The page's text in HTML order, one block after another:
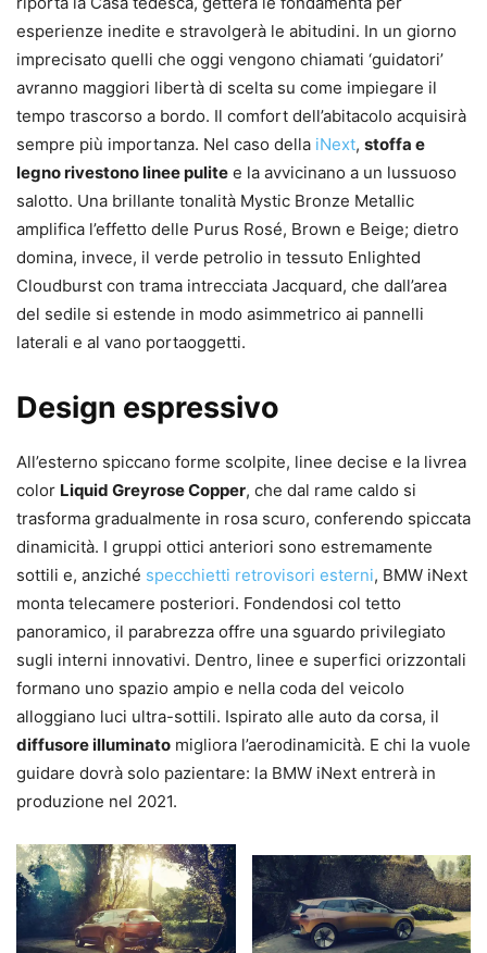
esperienze inedite e stravolgerà le abitudini. In un giorno
imprecisato quelli che oggi vengono chiamati ‘guidatori’
avranno maggiori libertà di scelta su come impiegare il
tempo trascorso a bordo. Il comfort dell’abitacolo acquisirà
sempre più importanza. Nel caso della iNext, stoffa e
legno rivestono linee pulite e la avvicinano a un lussuoso
salotto. Una brillante tonalità Mystic Bronze Metallic
amplifica l’effetto delle Purus Rosé, Brown e Beige; dietro
domina, invece, il verde petrolio in tessuto Enlighted
Cloudburst con trama intrecciata Jacquard, che dall’area
del sedile si estende in modo asimmetrico ai pannelli
laterali e al vano portaoggetti.
Design espressivo
All’esterno spiccano forme scolpite, linee decise e la livrea
color Liquid Greyrose Copper, che dal rame caldo si
trasforma gradualmente in rosa scuro, conferendo spiccata
dinamicità. I gruppi ottici anteriori sono estremamente
sottili e, anziché specchietti retrovisori esterni, BMW iNext
monta telecamere posteriori. Fondendosi col tetto
panoramico, il parabrezza offre una sguardo privilegiato
sugli interni innovativi. Dentro, linee e superfici orizzontali
formano uno spazio ampio e nella coda del veicolo
alloggiano luci ultra-sottili. Ispirato alle auto da corsa, il
diffusore illuminato migliora l’aerodinamicità. E chi la vuole
guidare dovrà solo pazientare: la BMW iNext entrerà in
produzione nel 2021.